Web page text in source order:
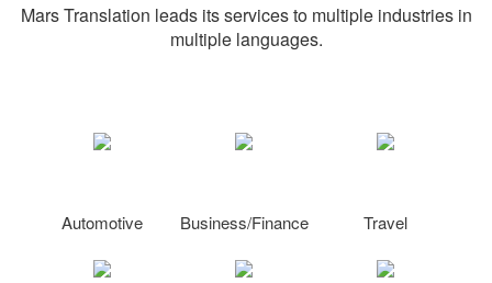
Mars Translation leads its services to multiple industries in
multiple languages.
Automotive Business/Finance Travel